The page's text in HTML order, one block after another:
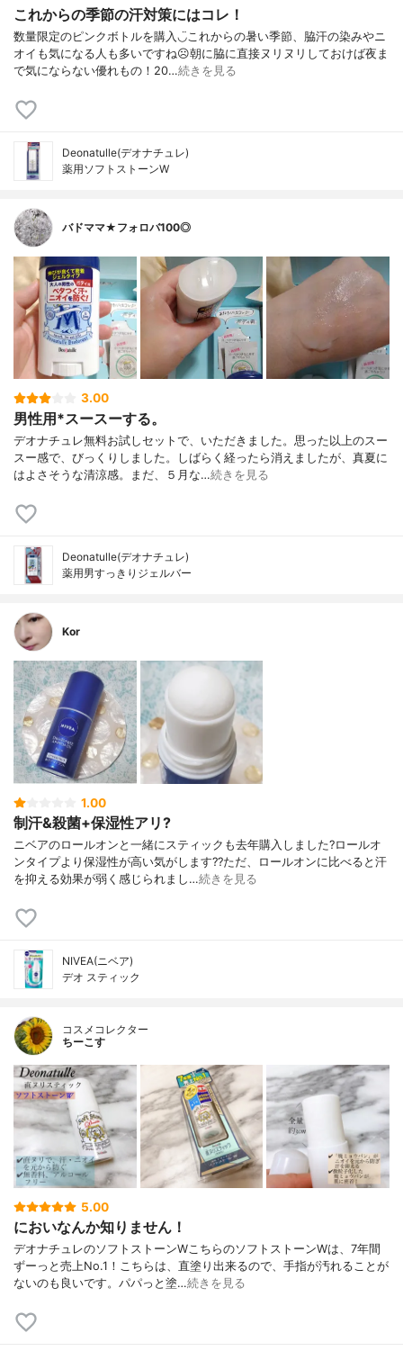
これからの季節の汗対策にはコレ！
数量限定のピンクボトルを購入◡̈これからの暑い季節、脇汗の染みやニ
オイも気になる人も多いですね☹︎朝に脇に直接ヌリヌリしておけば夜ま
で気にならない優れもの！20…続きを見る
Deonatulle(デオナチュレ)
薬用ソフトストーンW
バドママ★フォロバ100◎
3.00
男性用*スースーする。
デオナチュレ無料お試しセットで、いただきました。思った以上のスー
スー感で、びっくりしました。しばらく経ったら消えましたが、真夏に
はよさそうな清涼感。まだ、５月な…続きを見る
Deonatulle(デオナチュレ)
薬用男すっきりジェルバー
Kor
1.00
制汗&殺菌+保湿性アリ?
ニベアのロールオンと一緒にスティックも去年購入しました?ロールオ
ンタイプより保湿性が高い気がします??ただ、ロールオンに比べると汗
を抑える効果が弱く感じられまし…続きを見る
NIVEA(ニベア)
デオ スティック
コスメコレクター
ちーこす
5.00
においなんか知りません！
デオナチュレのソフトストーンWこちらのソフトストーンWは、7年間
ずーっと売上No.1！こちらは、直塗り出来るので、手指が汚れることが
ないのも良いです。パパっと塗…続きを見る